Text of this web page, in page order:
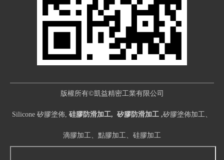
版權所有©凱益精密工業有限公司
Silicone 矽膠塗佈, 硅膠防滑加工, 矽膠防滑加工 ,矽膠塗佈加工、
滴膠加工、點膠加工、硅膠加工